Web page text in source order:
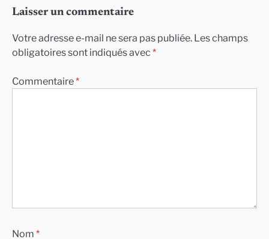
Laisser un commentaire
Votre adresse e-mail ne sera pas publiée. Les champs
obligatoires sont indiqués avec *
Commentaire*
Nom *